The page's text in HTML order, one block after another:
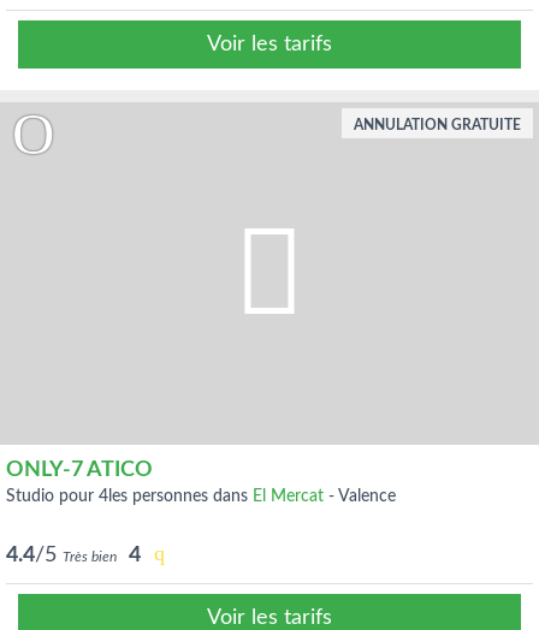
Voir les tarifs
ONLY-7 ATICO
studio pour 4les personnes dans El Mercat - Valence
4.4/5 Très bien 4
Voir les tarifs
ANNULATION GRATUITE